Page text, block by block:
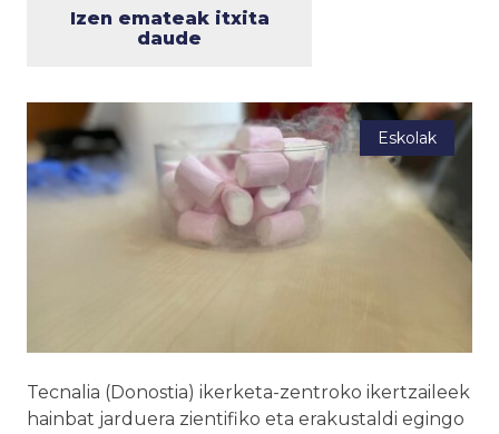
Izen emateak itxita
daude
Eskolak
Tecnalia (Donostia) ikerketa-zentroko ikertzaileek
hainbat jarduera zientifiko eta erakustaldi egingo